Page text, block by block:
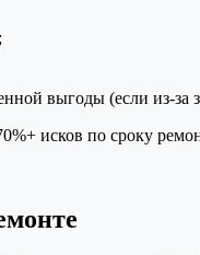
выгоды (если из-за
исков по сроку